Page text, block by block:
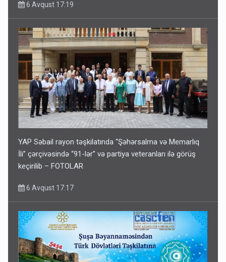
6 Avqust 17:19
YAP Səbail rayon təşkilatında “Şəhərsalma və Memarlıq
İli” çərçivəsində “91-lər” və partiya veteranları ilə görüş
keçirilib – FOTOLAR
6 Avqust 17:17